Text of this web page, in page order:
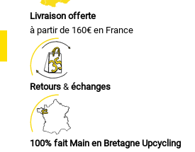
Livraison offerte
à partir de 160€ en France
Retours & échanges
100% fait Main en Bretagne Upcycling